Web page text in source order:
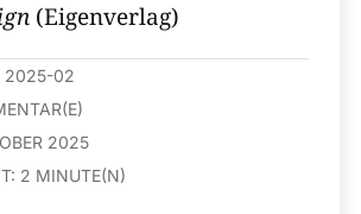
(Eigenverlag)
2025-02
2025
2 MINUTE(N)